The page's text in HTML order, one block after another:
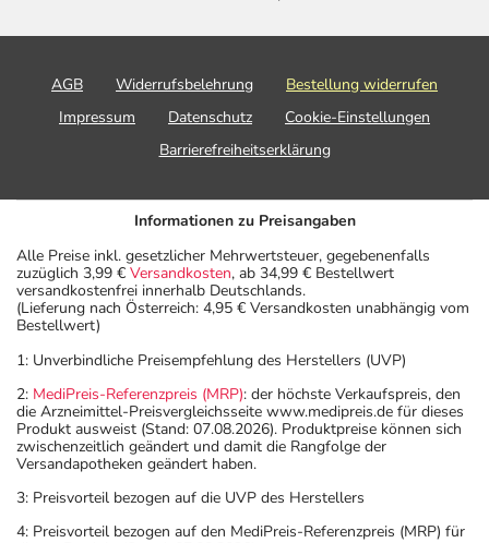
AGB Widerrufsbelehrung
Bestellung widerrufen
Impressum
Datenschutz
Cookie-Einstellungen
Barrierefreiheitserklärung
Informationen zu Preisangaben
Alle Preise inkl. gesetzlicher Mehrwertsteuer, gegebenenfalls
zuzüglich 3,99 € Versandkosten, ab 34,99 € Bestellwert
versandkostenfrei innerhalb Deutschlands.
(Lieferung nach Österreich: 4,95 € Versandkosten unabhängig vom
Bestellwert)
1: Unverbindliche Preisempfehlung des Herstellers (UVP)
2: MediPreis-Referenzpreis (MRP): der höchste Verkaufspreis, den
die Arzneimittel-Preisvergleichsseite www.medipreis.de für dieses
Produkt ausweist (Stand: 07.08.2026). Produktpreise können sich
zwischenzeitlich geändert und damit die Rangfolge der
Versandapotheken geändert haben.
3: Preisvorteil bezogen auf die UVP des Herstellers
4: Preisvorteil bezogen auf den MediPreis-Referenzpreis (MRP) für